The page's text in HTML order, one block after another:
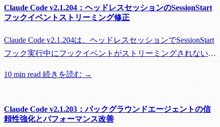
Claude Code v2.1.204：ヘッドレスセッションのSessionStart
フックイベントストリーミング修正
Claude Code v2.1.204は、ヘッドレスセッションでSessionStart
フック実行中にフックイベントがストリーミングされない問
収されるのを防ぐメンテナンスリリースです。
10 min read 続きを読む →
Claude Code v2.1.203：バックグラウンドエージェントの信
頼性強化とパフォーマンス改善